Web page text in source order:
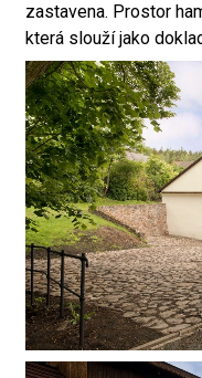
zastavena. Prostor
která slouží jako